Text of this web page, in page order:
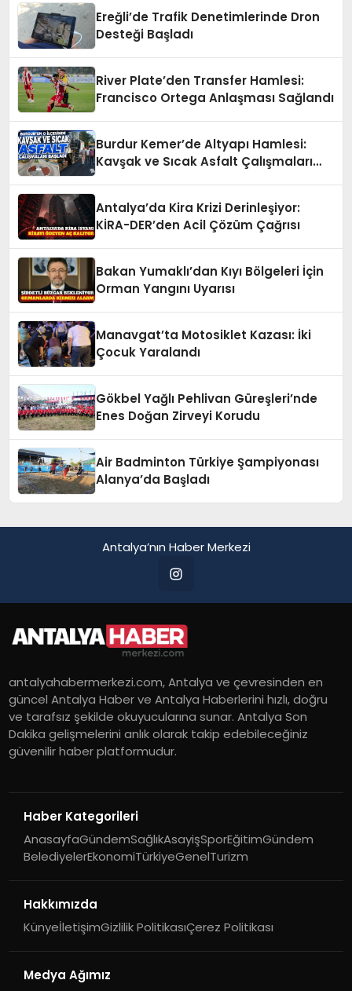
Ereğli’de Trafik Denetimlerinde Dron
Desteği Başladı
River Plate’den Transfer Hamlesi:
Francisco Ortega Anlaşması Sağlandı
Burdur Kemer’de Altyapı Hamlesi:
Kavşak ve Sıcak Asfalt Çalışmaları
Antalya’da Kira Krizi Derinleşiyor:
KİRA-DER’den Acil Çözüm Çağrısı
Bakan Yumaklı’dan Kıyı Bölgeleri İçin
Orman Yangını Uyarısı
Manavgat’ta Motosiklet Kazası: İki
Çocuk Yaralandı
Gökbel Yağlı Pehlivan Güreşleri’nde
Enes Doğan Zirveyi Korudu
Air Badminton Türkiye Şampiyonası
Alanya’da Başladı
Antalya’nın Haber Merkezi
antalyahabermerkezi.com, Antalya ve çevresinden en
güncel Antalya Haber ve Antalya Haberlerini hızlı, doğru
ve tarafsız şekilde okuyucularına sunar. Antalya Son
Dakika gelişmelerini anlık olarak takip edebileceğiniz
güvenilir haber platformudur.
Haber Kategorileri
AnasayfaGündemSağlıkAsayişSporEğitimGündem
BelediyelerEkonomiTürkiyeGenelTurizm
Hakkımızda
KünyeİletişimGizlilik PolitikasıÇerez Politikası
Medya Ağımız